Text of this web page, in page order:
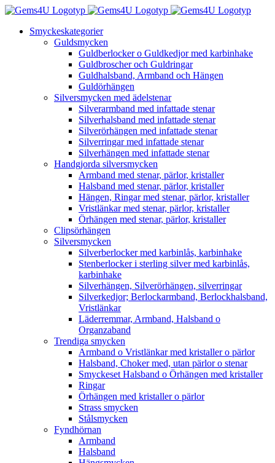
Fortsätt
innehålletSmyckeskategorier
Guldsmycken
Guldberlocker o Guldkedjor med karbinhake
Guldbroscher och Guldringar
Guldhalsband, Armband och Hängen
Guldörhängen
Silversmycken med ädelstenar
Silverarmband med infattade stenar
Silverhalsband med infattade stenar
Silverörhängen med infattade stenar
Silverringar med infattade stenar
Silverhängen med infattade stenar
Handgjorda silversmycken
Armband med stenar, pärlor, kristaller
Halsband med stenar, pärlor, kristaller
Hängen, Ringar med stenar, pärlor, kristaller
Vristlänkar med stenar, pärlor, kristaller
Örhängen med stenar, pärlor, kristaller
Clipsörhängen
Silversmycken
Silverberlocker med karbinlås, karbinhake
Stenberlocker i sterling silver med karbinlås,
karbinhake
Silverhängen, Silverörhängen, silverringar
Silverkedjor; Berlockarmband, Berlockhalsband,
Vristlänkar
Läderremmar, Armband, Halsband o
Organzaband
Trendiga smycken
Armband o Vristlänkar med kristaller o pärlor
Halsband, Choker med, utan pärlor o stenar
Smyckeset Halsband o Örhängen med kristaller
Ringar
Örhängen med kristaller o pärlor
Strass smycken
Stålsmycken
Fyndhörnan
Armband
Halsband